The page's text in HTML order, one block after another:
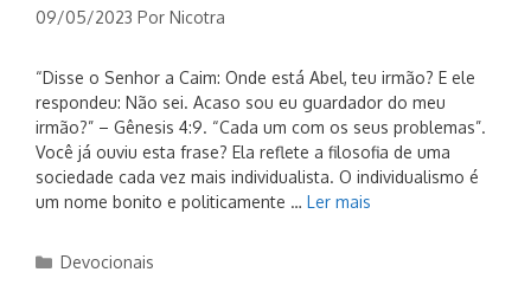
09/05/2023 Por Nicotra
“Disse o Senhor a Caim: Onde está Abel, teu irmão? E ele
respondeu: Não sei. Acaso sou eu guardador do meu
irmão?” – Gênesis 4:9. “Cada um com os seus problemas”.
Você já ouviu esta frase? Ela reflete a filosofia de uma
sociedade cada vez mais individualista. O individualismo é
um nome bonito e politicamente … Ler mais
Categorias
Devocionais